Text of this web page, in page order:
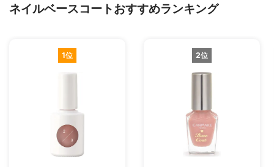
ネイルベースコートおすすめランキング
1位 2位